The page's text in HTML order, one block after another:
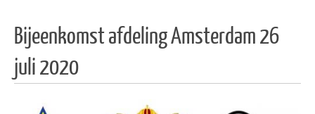
Bijeenkomst afdeling Amsterdam 26
juli 2020